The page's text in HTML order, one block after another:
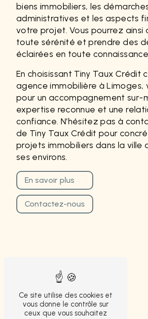
biens immobiliers, les
administratives et les aspects
votre projet. Vous pourrez ainsi
toute sérénité et prendre des
éclairées en toute
En choisissant Tiny Taux Crédit
agence immobilière à Limoges,
pour un accompagnement sur-
expertise reconnue et une
confiance. N'hésitez pas à
de Tiny Taux Crédit pour
projets immobiliers dans la ville
ses environs.
En savoir plus
Contactez-nous
Ce site utilise des cookies et
vous donne le contrôle sur
ceux que vous souhaitez